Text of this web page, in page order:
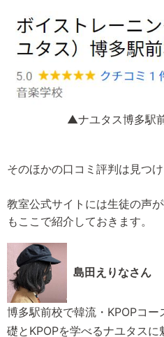
▲ナユタス博多駅
そのほかの口コミ評判は見つけ
教室公式サイトには生徒の声
もここで紹介しておきます。
島田えりなさん
博多駅前校で韓流・KPOPコ
礎とKPOPを学べるナユタス